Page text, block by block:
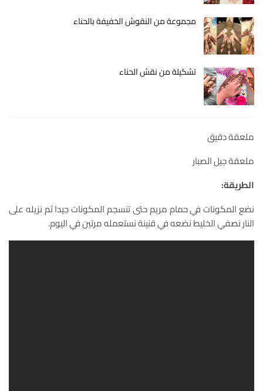
مجموعة من النقوش الخفيفة بالحناء
تشكيلة من نقش الحناء
ملعقة دقيق
ملعقة جيل الصبار
الطريقة:
نضع المكونات في حمام مريم حتى تنسجم المكونات جيدا ثم نزيله على
النار نصفي الخليط نضعه في قنينة نستعمله مرتين في اليوم.